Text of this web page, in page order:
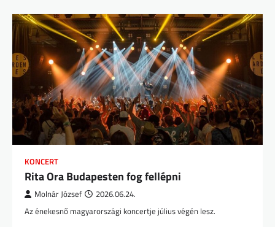
KONCERT
Rita Ora Budapesten fog fellépni
Molnár József 2026.06.24.
Az énekesnő magyarországi koncertje július végén lesz.